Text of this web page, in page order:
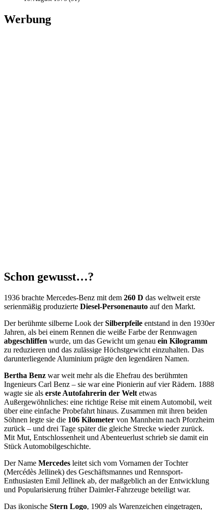
Werbung
Schon gewusst…?
1936 brachte Mercedes-Benz mit dem 260 D das weltweit erste
serienmäßig produzierte Diesel-Personenauto auf den Markt.
Der berühmte silberne Look derSilberpfeile entstand in den 1930er
Jahren, als bei einem Rennen die weiße Farbe der Rennwagen
abgeschliffen wurde, um das Gewicht um genau ein Kilogramm
zu reduzieren und das zulässige Höchstgewicht einzuhalten. Das
darunterliegende Aluminium prägte den legendären Namen.
Bertha Benz war weit mehr als die Ehefrau des berühmten
Ingenieurs Carl Benz – sie war eine Pionierin auf vier Rädern. 1888
wagte sie als erste Autofahrerin der Welt etwas
Außergewöhnliches: eine richtige Reise mit einem Automobil, weit
über eine einfache Probefahrt hinaus. Zusammen mit ihren beiden
Söhnen legte sie die 106 Kilometer von Mannheim nach Pforzheim
zurück – und drei Tage später die gleiche Strecke wieder zurück.
Mit Mut, Entschlossenheit und Abenteuerlust schrieb sie damit ein
Stück Automobilgeschichte.
Der Name Mercedes leitet sich vom Vornamen der Tochter
(Mercédès Jellinek) des Geschäftsmannes und Rennsport-
Enthusiasten Emil Jellinek ab, der maßgeblich an der Entwicklung
und Popularisierung früher Daimler-Fahrzeuge beteiligt war.
Das ikonische Stern Logo, 1909 als Warenzeichen eingetragen,